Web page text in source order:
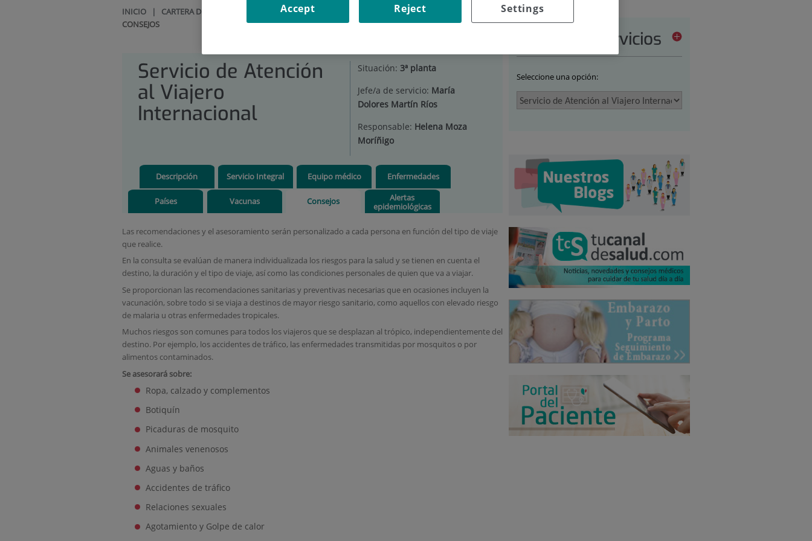
INICIO | CARTERA DE SERVICIOS SERVICIO DE ATENCIÓN AL VIAJERO INTERNACIONAL
CONSEJOS
Servicio de Atención
al Viajero
Internacional
Situación: 3ª planta
Jefe/a de servicio: María
Dolores Martín Ríos
Responsable: Helena Moza
Moríñigo
Descripción Servicio Integral Equipo médico Enfermedades
Países Vacunas Consejos
Alertas
epidemiológicas
Las recomendaciones y el asesoramiento serán personalizado a cada persona en función del tipo de viaje
que realice.
En la consulta se evalúan de manera individualizada los riesgos para la salud y se tienen en cuenta el
destino, la duración y el tipo de viaje, así como las condiciones personales de quien que va a viajar.
Se proporcionan las recomendaciones sanitarias y preventivas necesarias que en ocasiones incluyen la
vacunación, sobre todo si se viaja a destinos de mayor riesgo sanitario, como aquellos con elevado riesgo
de malaria u otras enfermedades tropicales.
Muchos riesgos son comunes para todos los viajeros que se desplazan al trópico, independientemente del
destino. Por ejemplo, los accidentes de tráfico, las enfermedades transmitidas por mosquitos o por
alimentos contaminados.
Se asesorará sobre:
Ropa, calzado y complementos
Botiquín
Picaduras de mosquito
Animales venenosos
Aguas y baños
Accidentes de tráfico
Relaciones sexuales
Agotamiento y Golpe de calor
Cartera de servicios
Seleccione una opción:
Settings
Reject
Accept